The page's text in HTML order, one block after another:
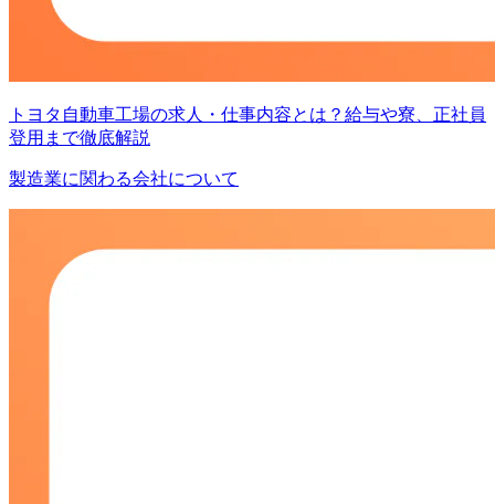
トヨタ自動車工場の求人・仕事内容とは？給与や寮、正社員
登用まで徹底解説
製造業に関わる会社について